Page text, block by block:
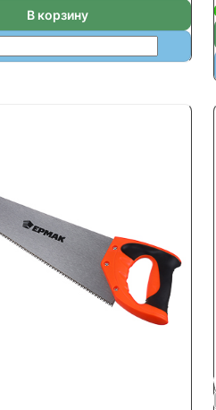
В корзину